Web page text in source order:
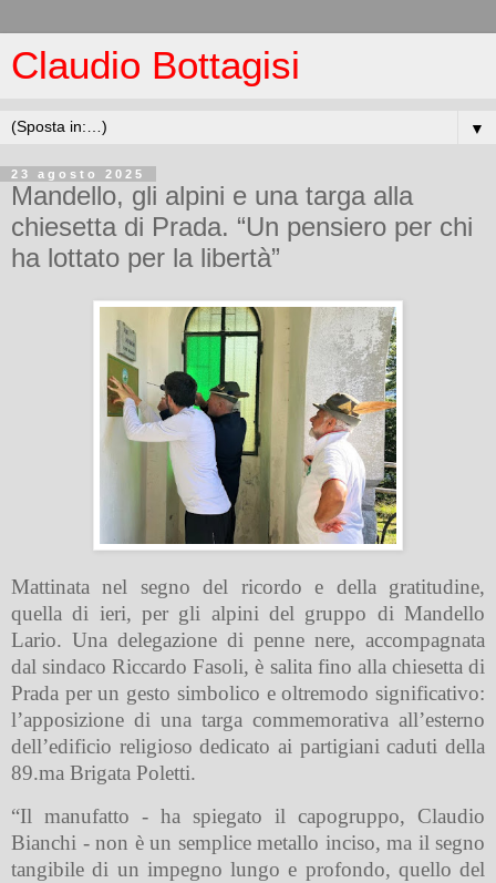
Claudio Bottagisi
▼
23 agosto 2025
Mandello, gli alpini e una targa alla
chiesetta di Prada. “Un pensiero per chi
ha lottato per la libertà”
Mattinata nel segno del ricordo e della gratitudine,
quella di ieri, per gli alpini del gruppo di Mandello
Lario. Una delegazione di penne nere, accompagnata
dal sindaco Riccardo Fasoli, è salita fino alla chiesetta di
Prada per un gesto simbolico e oltremodo significativo:
l’apposizione di una targa commemorativa all’esterno
dell’edificio religioso dedicato ai partigiani caduti della
89.ma Brigata Poletti.
“Il manufatto - ha spiegato il capogruppo, Claudio
Bianchi - non è un semplice metallo inciso, ma il segno
tangibile di un impegno lungo e profondo, quello del